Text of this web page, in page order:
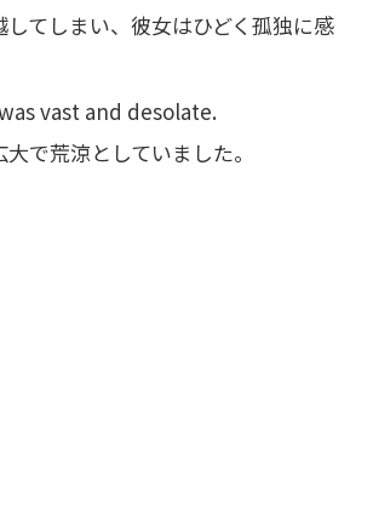
してしまい、彼女はひどく孤独に感
vast and desolate.
で荒涼としていました。